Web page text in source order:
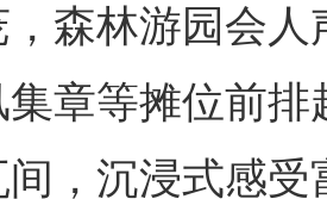
森林游园会
章等摊位前
，沉浸式感